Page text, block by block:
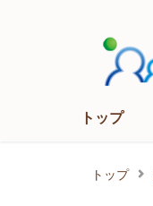
トップ
トップ